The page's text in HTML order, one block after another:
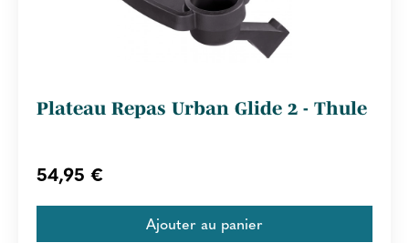
Plateau Repas Urban Glide 2 - Thule
54,95 €